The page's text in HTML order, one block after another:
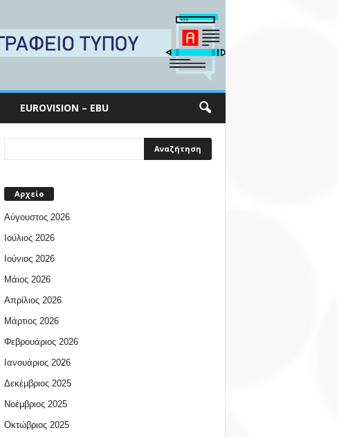
EUROVISION – EBU
Αρχείο
Αύγουστος 2026
Ιούλιος 2026
Ιούνιος 2026
Μάιος 2026
Απρίλιος 2026
Μάρτιος 2026
Φεβρουάριος 2026
Ιανουάριος 2026
Δεκέμβριος 2025
Νοέμβριος 2025
Οκτώβριος 2025